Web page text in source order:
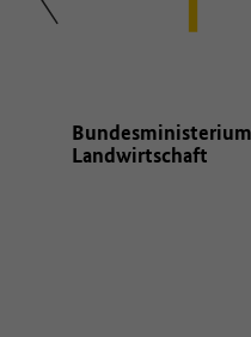
Landwirtschaft